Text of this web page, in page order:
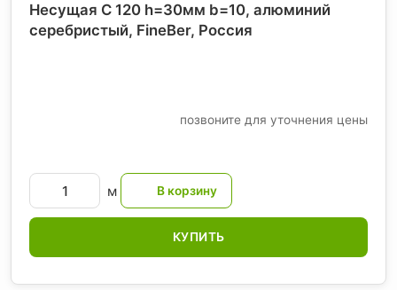
Несущая С 120 h=30мм b=10, алюминий
серебристый, FineBer, Россия
позвоните для уточнения цены
м
КУПИТЬ